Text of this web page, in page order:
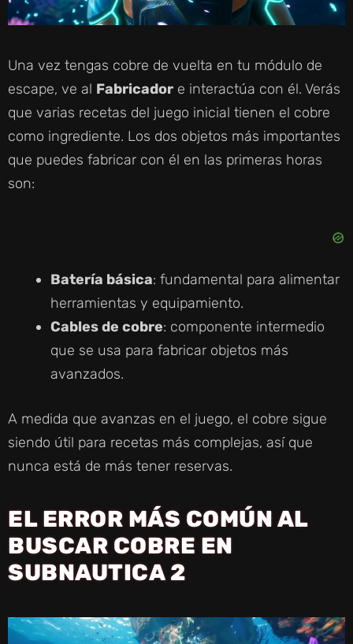
Una vez tengas cobre de vuelta en tu módulo de
escape, ve al Fabricador e interactúa con él. Verás
que varias recetas del juego inicial tienen el cobre
como ingrediente. Los dos objetos más importantes
que puedes fabricar con él en las primeras horas
son:
Batería básica: fundamental para alimentar
herramientas y equipamiento.
Cables de cobre: componente intermedio
que se usa para fabricar objetos más
avanzados.
A medida que avanzas en el juego, el cobre sigue
siendo útil para recetas más complejas, así que
nunca está de más tener reservas.
EL ERROR MÁS COMÚN AL
BUSCAR COBRE EN
SUBNAUTICA 2